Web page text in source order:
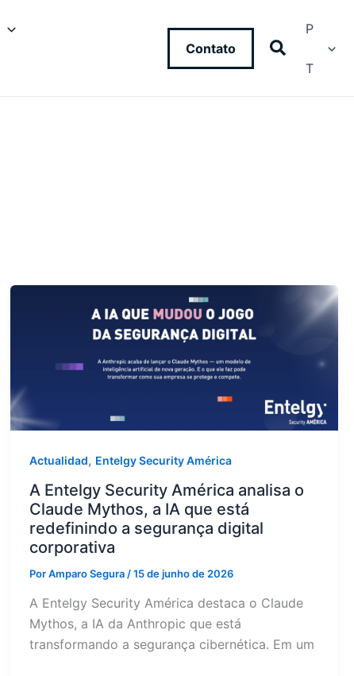
Contato
P
T
Actualidad, Entelgy Security América
A Entelgy Security América analisa o
Claude Mythos, a IA que está
redefinindo a segurança digital
corporativa
PorAmparo Segura /15 de junho de 2026
A Entelgy Security América destaca o Claude
Mythos, a IA da Anthropic que está
transformando a segurança cibernética. Em um